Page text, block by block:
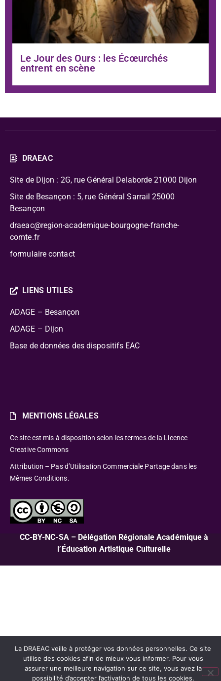
Le Jour des Ours : les Écœurchés
entrent en scène
DRAEAC
Site de Dijon : 2G, rue Général Delaborde 21000 Dijon
Site de Besançon : 5, rue Général Sarrail 25000
Besançon
draeac@region-academique-bourgogne-franche-
comte.fr
formulaire contact
LIENS UTILES
ADAGE – Besançon
ADAGE – Dijon
Base de données des dispositifs EAC
MENTIONS LÉGALES
Ce site est mis à disposition selon les termes de la Licence
Creative Commons
Attribution – Pas d’Utilisation Commerciale Partage dans les
Mêmes Conditions.
CC-BY-NC-SA – Délégation Régionale Académique à
l’Éducation Artistique Culturelle
La DRAEAC veille à protéger vos données personnelles. Ce site
utilise des cookies afin de mieux vous informer. Pour vous
assurer une meilleure navigation sur ce site, vous avez la
possibilité d’accepter l’activation de tous les cookies.